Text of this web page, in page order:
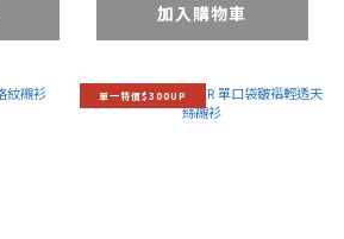
加入購物車
單一特價$300UP